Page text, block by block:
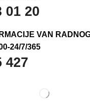
01 20
VAN
24/7/365
427